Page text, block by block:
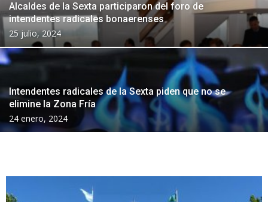
Alcaldes de la Sexta participaron del foro de
intendentes radicales bonaerenses
25 julio, 2024
Intendentes radicales de la Sexta piden que no se
elimine la Zona Fría
24 enero, 2024